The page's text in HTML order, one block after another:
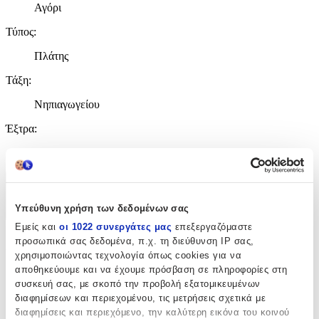
Υπεύθυνη χρήση των δεδομένων σας
Εμείς και οι 1022 συνεργάτες μας επεξεργαζόμαστε
προσωπικά σας δεδομένα, π.χ. τη διεύθυνση IP σας,
χρησιμοποιώντας τεχνολογία όπως cookies για να
αποθηκεύουμε και να έχουμε πρόσβαση σε πληροφορίες στη
συσκευή σας, με σκοπό την προβολή εξατομικευμένων
διαφημίσεων και περιεχομένου, τις μετρήσεις σχετικά με
διαφημίσεις και περιεχόμενο, την καλύτερη εικόνα του κοινού
Αγόρι
Τύπος:
Πλάτης
Τάξη:
Νηπιαγωγείου
Έξτρα:
+
Χαρακτηριστικά
Κατασκευαστής:
Graffiti